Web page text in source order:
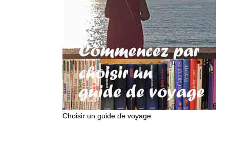
Choisir un guide de voyage